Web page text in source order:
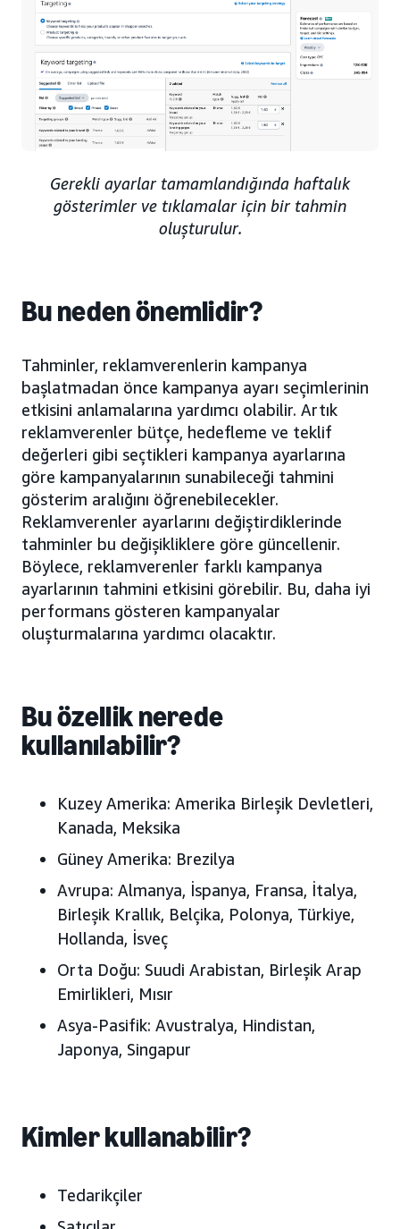
Gerekli ayarlar tamamlandığında haftalık
gösterimler ve tıklamalar için bir tahmin
oluşturulur.
Bu neden önemlidir?
Tahminler, reklamverenlerin kampanya
başlatmadan önce kampanya ayarı seçimlerinin
etkisini anlamalarına yardımcı olabilir. Artık
reklamverenler bütçe, hedefleme ve teklif
değerleri gibi seçtikleri kampanya ayarlarına
göre kampanyalarının sunabileceği tahmini
gösterim aralığını öğrenebilecekler.
Reklamverenler ayarlarını değiştirdiklerinde
tahminler bu değişikliklere göre güncellenir.
Böylece, reklamverenler farklı kampanya
ayarlarının tahmini etkisini görebilir. Bu, daha iyi
performans gösteren kampanyalar
oluşturmalarına yardımcı olacaktır.
Bu özellik nerede
kullanılabilir?
Kuzey Amerika: Amerika Birleşik Devletleri,
Kanada, Meksika
Güney Amerika: Brezilya
Avrupa: Almanya, İspanya, Fransa, İtalya,
Birleşik Krallık, Belçika, Polonya, Türkiye,
Hollanda, İsveç
Orta Doğu: Suudi Arabistan, Birleşik Arap
Emirlikleri, Mısır
Asya-Pasifik: Avustralya, Hindistan,
Japonya, Singapur
Kimler kullanabilir?
Tedarikçiler